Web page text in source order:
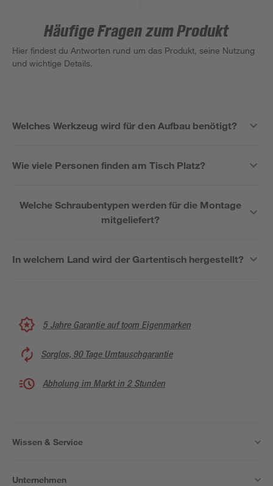
Häufige Fragen zum Produkt
Hier findest du Antworten rund um das Produkt, seine Nutzung
und wichtige Details.
Welches Werkzeug wird für den Aufbau benötigt?
Wie viele Personen finden am Tisch Platz?
Welche Schraubentypen werden für die Montage
mitgeliefert?
In welchem Land wird der Gartentisch hergestellt?
5 Jahre Garantie auf toom Eigenmarken
Sorglos, 90 Tage Umtauschgarantie
Abholung im Markt in 2 Stunden
Wissen & Service
Unternehmen